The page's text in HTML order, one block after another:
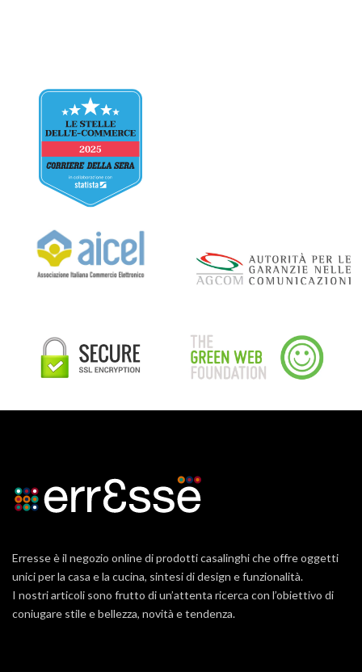
Erresse è il negozio online di prodotti casalinghi che offre oggetti
unici per la casa e la cucina, sintesi di design e funzionalità.
I nostri articoli sono frutto di un’attenta ricerca con l’obiettivo di
coniugare stile e bellezza, novità e tendenza.